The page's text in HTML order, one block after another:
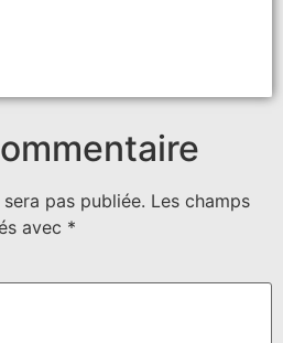
pas publiée. Les champs
avec *